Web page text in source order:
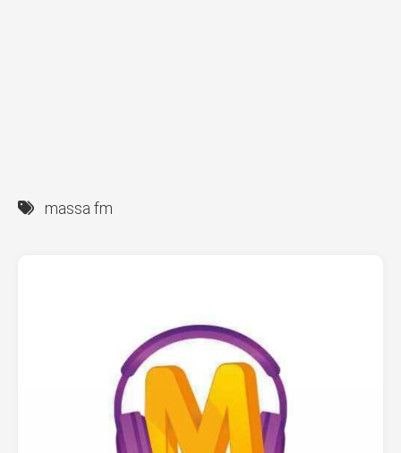
massa fm